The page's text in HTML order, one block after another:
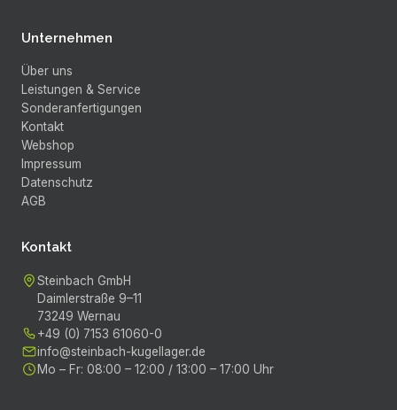
Unternehmen
Über uns
Leistungen & Service
Sonderanfertigungen
Kontakt
Webshop
Impressum
Datenschutz
AGB
Kontakt
Steinbach GmbH
Daimlerstraße 9–11
73249 Wernau
+49 (0) 7153 61060-0
info@steinbach-kugellager.de
Mo – Fr: 08:00 – 12:00 / 13:00 – 17:00 Uhr